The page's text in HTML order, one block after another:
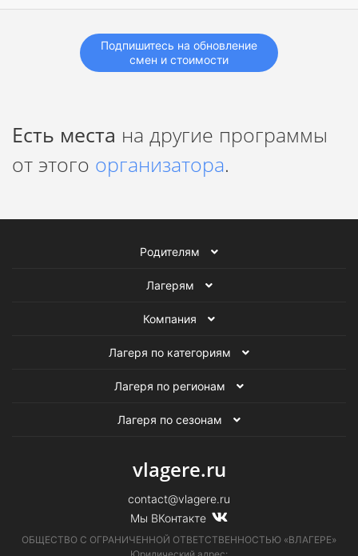
Подпишитесь на обновление
смен и стоимости
Есть места на другие программы
от этого организатора.
Родителям
Лагерям
Компания
Лагеря по категориям
Лагеря по регионам
Лагеря по сезонам
vlagere.ru
contact@vlagere.ru
Мы ВКонтакте
ОБЩЕСТВО С ОГРАНИЧЕННОЙ ОТВЕТСТВЕННОСТЬЮ «ВЛАГЕРЕ»